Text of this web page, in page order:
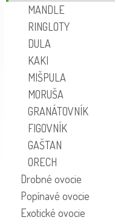
MANDLE
RINGLOTY
DULA
KAKI
MIŠPULA
MORUŠA
GRANÁTOVNÍK
FIGOVNÍK
GAŠTAN
ORECH
Drobné ovocie
Popínavé ovocie
Exotické ovocie